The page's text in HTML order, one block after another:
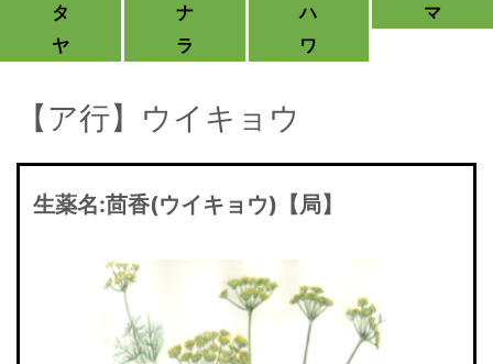
タ
ナ ハ
マ
ヤ
ラ ワ
【ア行】ウイキョウ
生薬名:茴香(ウイキョウ)【局】